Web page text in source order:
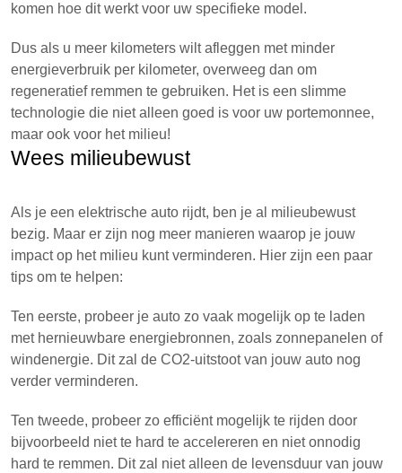
komen hoe dit werkt voor uw specifieke model.
Dus als u meer kilometers wilt afleggen met minder
energieverbruik per kilometer, overweeg dan om
regeneratief remmen te gebruiken. Het is een slimme
technologie die niet alleen goed is voor uw portemonnee,
maar ook voor het milieu!
Wees milieubewust
Als je een elektrische auto rijdt, ben je al milieubewust
bezig. Maar er zijn nog meer manieren waarop je jouw
impact op het milieu kunt verminderen. Hier zijn een paar
tips om te helpen:
Ten eerste, probeer je auto zo vaak mogelijk op te laden
met hernieuwbare energiebronnen, zoals zonnepanelen of
windenergie. Dit zal de CO2-uitstoot van jouw auto nog
verder verminderen.
Ten tweede, probeer zo efficiënt mogelijk te rijden door
bijvoorbeeld niet te hard te accelereren en niet onnodig
hard te remmen. Dit zal niet alleen de levensduur van jouw